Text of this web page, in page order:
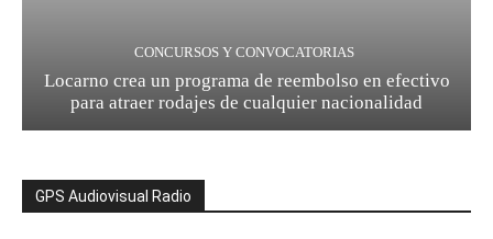
CONCURSOS Y CONVOCATORIAS
Locarno crea un programa de reembolso en efectivo
para atraer rodajes de cualquier nacionalidad
GPS Audiovisual Radio